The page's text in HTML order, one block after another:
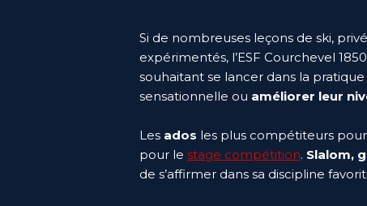
Si de nombreuses leçons de ski,
expérimentés, l’ESF Courchevel
souhaitant se lancer dans la
sensationnelle ou améliorer leur
Les ados les plus compétiteurs
pour le stage compétition. Slalom,
de s’affirmer dans sa discipline